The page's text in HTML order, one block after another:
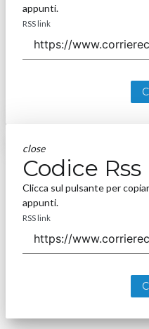
appunti.
RSS link
close
Codice Rss
Clicca sul pulsante per
appunti.
RSS link